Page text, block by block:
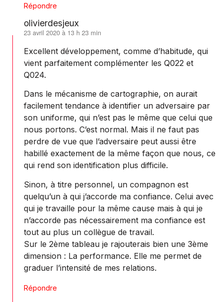
Répondre
olivierdesjeux
dit :
23 avril 2020 à 13 h 23 min
Excellent développement, comme d’habitude, qui
vient parfaitement complémenter les Q022 et
Q024.
Dans le mécanisme de cartographie, on aurait
facilement tendance à identifier un adversaire par
son uniforme, qui n’est pas le même que celui que
nous portons. C’est normal. Mais il ne faut pas
perdre de vue que l’adversaire peut aussi être
habillé exactement de la même façon que nous, ce
qui rend son identification plus difficile.
Sinon, à titre personnel, un compagnon est
quelqu’un à qui j’accorde ma confiance. Celui avec
qui je travaille pour la même cause mais à qui je
n’accorde pas nécessairement ma confiance est
tout au plus un collègue de travail.
Sur le 2ème tableau je rajouterais bien une 3ème
dimension : La performance. Elle me permet de
graduer l’intensité de mes relations.
Répondre